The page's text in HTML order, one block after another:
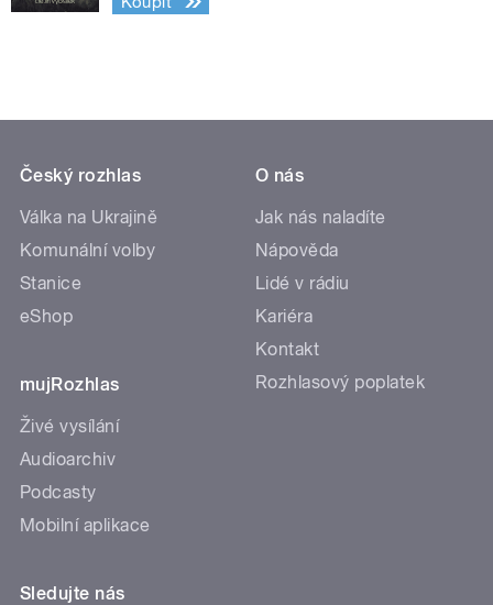
Český rozhlas
Válka na Ukrajině
Komunální volby
Stanice
eShop
mujRozhlas
Živé vysílání
Audioarchiv
Podcasty
Mobilní aplikace
O nás
Jak nás naladíte
Nápověda
Lidé v rádiu
Kariéra
Kontakt
Rozhlasový poplatek
Sledujte nás